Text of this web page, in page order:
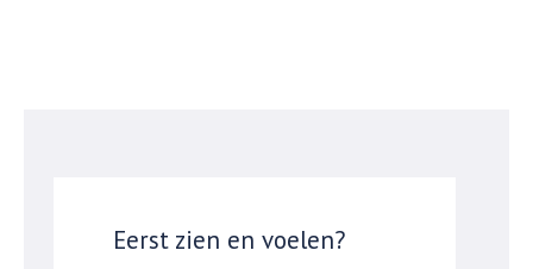
Eerst zien en voelen?